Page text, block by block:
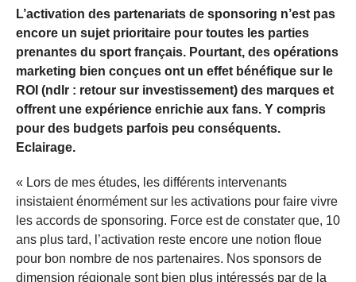
L’activation des partenariats de sponsoring n’est pas
encore un sujet prioritaire pour toutes les parties
prenantes du sport français. Pourtant, des opérations
marketing bien conçues ont un effet bénéfique sur le
ROI (ndlr : retour sur investissement) des marques et
offrent une expérience enrichie aux fans. Y compris
pour des budgets parfois peu conséquents.
Eclairage.
« Lors de mes études, les différents intervenants
insistaient énormément sur les activations pour faire vivre
les accords de sponsoring. Force est de constater que, 10
ans plus tard, l’activation reste encore une notion floue
pour bon nombre de nos partenaires. Nos sponsors de
dimension régionale sont bien plus intéressés par de la